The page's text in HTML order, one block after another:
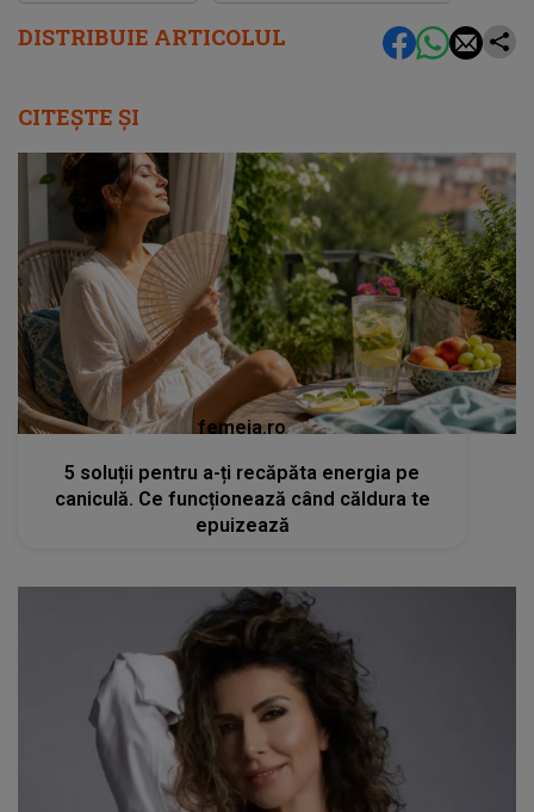
DISTRIBUIE ARTICOLUL
CITEȘTE ȘI
femeia.ro
5 soluții pentru a-ți recăpăta energia pe
caniculă. Ce funcționează când căldura te
epuizează